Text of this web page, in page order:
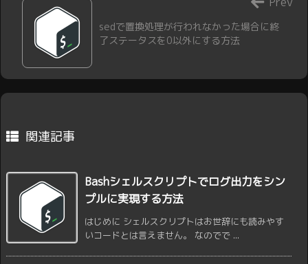
sedで置換処理が行われなかった場合に終
了ステータスを0以外にする方法
関連記事
Bashシェルスクリプトでログ出力をシン
プルに実現する方法
はじめに シェルスクリプトはお世辞にも読みやす
いコードとは言えません。 なのでで ...